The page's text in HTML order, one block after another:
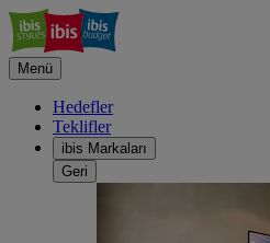
Menü
Hedefler
Teklifler
ibis Markaları
Geri